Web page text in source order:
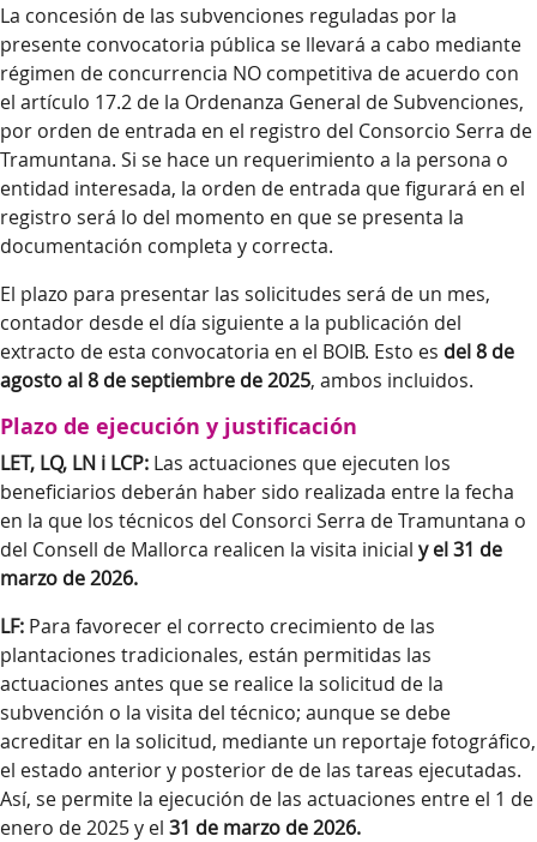
La concesión de las subvenciones reguladas por la
presente convocatoria pública se llevará a cabo mediante
régimen de concurrencia NO competitiva de acuerdo con
el artículo 17.2 de la Ordenanza General de Subvenciones,
por orden de entrada en el registro del Consorcio Serra de
Tramuntana. Si se hace un requerimiento a la persona o
entidad interesada, la orden de entrada que figurará en el
registro será lo del momento en que se presenta la
documentación completa y correcta.
El plazo para presentar las solicitudes será de un mes,
contador desde el día siguiente a la publicación del
extracto de esta convocatoria en el BOIB. Esto es del 8 de
agosto al 8 de septiembre de 2025, ambos incluidos.
Plazo de ejecución y justificación
LET, LQ, LN i LCP: Las actuaciones que ejecuten los
beneficiarios deberán haber sido realizada entre la fecha
en la que los técnicos del Consorci Serra de Tramuntana o
del Consell de Mallorca realicen la visita inicial y el 31 de
marzo de 2026.
LF: Para favorecer el correcto crecimiento de las
plantaciones tradicionales, están permitidas las
actuaciones antes que se realice la solicitud de la
subvención o la visita del técnico; aunque se debe
acreditar en la solicitud, mediante un reportaje fotográfico,
el estado anterior y posterior de de las tareas ejecutadas.
Así, se permite la ejecución de las actuaciones entre el 1 de
enero de 2025 y el 31 de marzo de 2026.